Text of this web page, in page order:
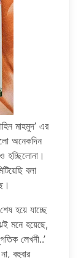
মাহমুদ’ এর
অনেকদিন
হচ্ছিলোনা।
বলা
হয়ে যাচ্ছে
মনে হয়েছে,
লেখনী..’
বহুবার